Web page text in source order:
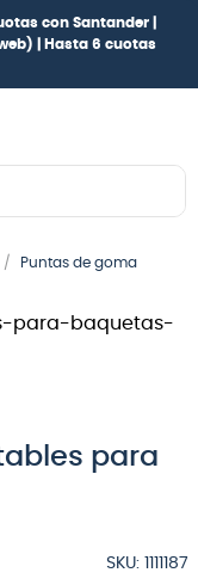
con Santander |
|
Hasta 6 cuotas
Puntas de goma
para
SKU: 1111187